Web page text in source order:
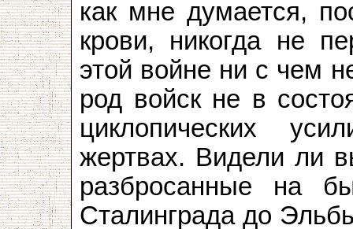
как мне думается,
крови, никогда не
этой войне ни с чем
род войск не в
циклопических
жертвах. Видели ли
разбросанные на
Сталинграда до